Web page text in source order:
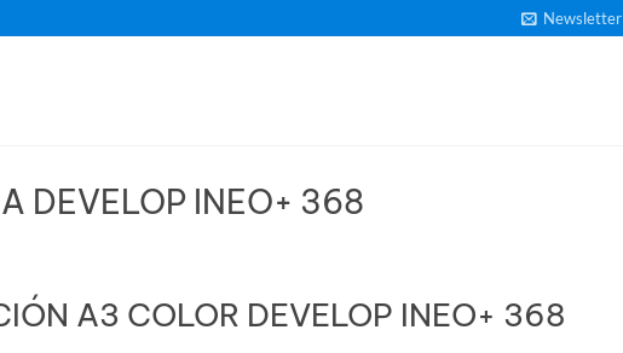
Newsletter
DEVELOP INEO+ 368
A3 COLOR DEVELOP INEO+ 368